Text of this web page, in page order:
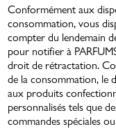
Conformément aux
consommation, vous
compter du lendemain
pour notifier à
droit de rétractation.
de la consommation, le
aux produits
personnalisés tels que
commandes spéciales